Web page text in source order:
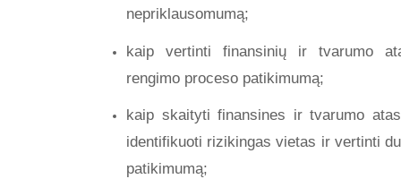
nepriklausomumą;
kaip vertinti finansinių ir tvarumo
rengimo proceso patikimumą;
kaip skaityti finansines ir tvarumo
identifikuoti rizikingas vietas ir vertinti
patikimumą;